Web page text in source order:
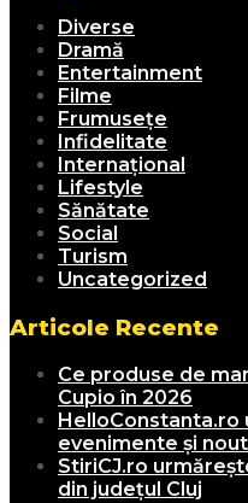
Diverse
Dramă
Entertainment
Filme
Frumusețe
Infidelitate
Internațional
Lifestyle
Sănătate
Social
Turism
Uncategorized
Articole Recente
Ce produse de
Cupio în 2026
evenimente și
StiriCJ.ro
din județul Cluj